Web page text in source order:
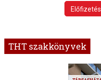
Előfizetés
THT szakkönyvek